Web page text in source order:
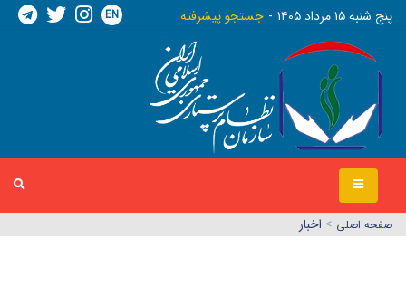
پنج شنبه ١٥ مرداد ١٤٠٥ جستجو پیشرفته EN
صفحه اصلي > اخبار